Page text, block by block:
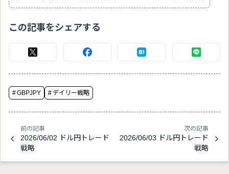
この記事をシェアする
#GBPJPY # デイリー戦略
前の記事
2026/06/02 ドル円トレード
戦略
次の記事
2026/06/03 ドル円トレード
戦略